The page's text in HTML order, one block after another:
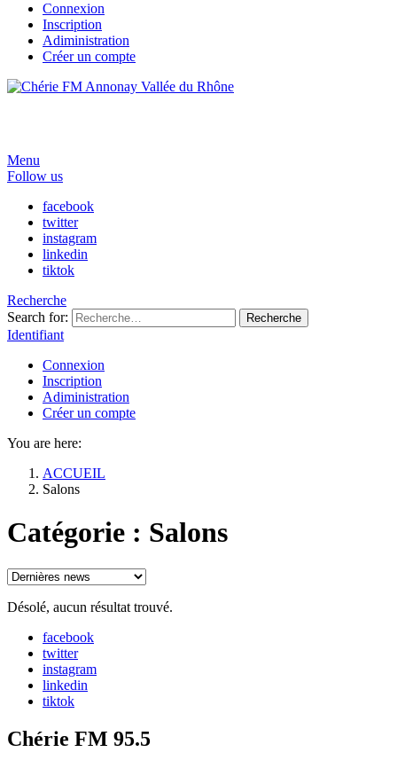
Connexion
Inscription
Adiministration
Créer un compte
Menu
Follow us
facebook
twitter
instagram
linkedin
tiktok
Recherche
Search for:
Recherche
Identifiant
Connexion
Inscription
Adiministration
Créer un compte
You are here:
ACCUEIL
Salons
Catégorie : Salons
Désolé, aucun résultat trouvé.
facebook
twitter
instagram
linkedin
tiktok
Chérie FM 95.5